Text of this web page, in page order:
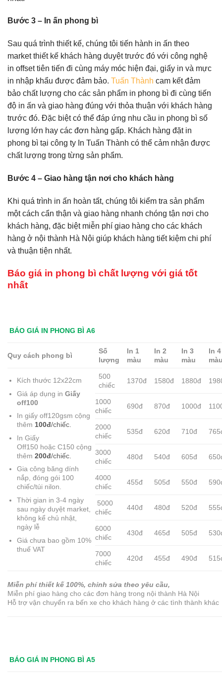
Bước 3 – In ấn phong bì
Sau quá trình thiết kế, chúng tôi tiến hành in ấn theo
market thiết kế khách hàng duyệt trước đó với công nghệ
in offset tiên tiến đi cùng máy móc hiện đại, giấy in và mực
in nhập khẩu được đảm bảo. Tuấn Thành cam kết đảm
bảo chất lượng cho các sản phẩm in phong bì đi cùng tiến
độ in ấn và giao hàng đúng với thỏa thuận với khách hàng
trước đó. Đặc biệt có thể đáp ứng nhu cầu in phong bì số
lượng lớn hay các đơn hàng gấp. Khách hàng đặt in
phong bì tại công ty In Tuấn Thành có thể cảm nhận được
chất lượng trong từng sản phẩm.
Bước 4 – Giao hàng tận nơi cho khách hàng
Khi quá trình in ấn hoàn tất, chúng tôi kiểm tra sản phẩm
một cách cẩn thận và giao hàng nhanh chóng tận nơi cho
khách hàng, đặc biệt miễn phí giao hàng cho các khách
hàng ở nội thành Hà Nội giúp khách hàng tiết kiệm chi phí
và thuận tiện nhất.
Báo giá in phong bì chất lượng với giá tốt
nhất
BÁO GIÁ IN PHONG BÌ A6
Quy cách phong bì
Số
lượng
In 1
màu
In 2
màu
In 3
màu
In 4
Kích thước 12x22cm
Giá áp dụng in Giấy
off100
In giấy off120gsm cộng
thêm 100đ/chiếc.
In Giấy
Off150 hoặc C150 cộng
thêm 200đ/chiếc.
Gia công băng dính
nắp, đóng gói 100
chiếc/túi nilon.
Thời gian in 3-4 ngày
sau ngày duyệt market,
không kể chủ nhật,
ngày lễ
Giá chưa bao gồm 10%
thuế VAT
500
chiếc
1370đ 1580đ 1880đ
1000
chiếc
690đ 870đ 1000đ
2000
chiếc
535đ 620đ 710đ
3000
chiếc
480đ 540đ 605đ
4000
chiếc
455đ 505đ 550đ
5000
chiếc
440đ 480đ 520đ
6000
chiếc
430đ 465đ 505đ
7000
chiếc
420đ 455đ 490đ
Miễn phí thiết kế 100%, chỉnh sửa theo yêu cầu,
Miễn phí giao hàng cho các đơn hàng trong nội thành Hà Nội
Hỗ trợ vận chuyển ra bến xe cho khách hàng ở các tình thành khác
BÁO GIÁ IN PHONG BÌ A5